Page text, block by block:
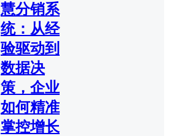
慧分销系
统：从经
验驱动到
数据决
策，企业
如何精准
掌控增长